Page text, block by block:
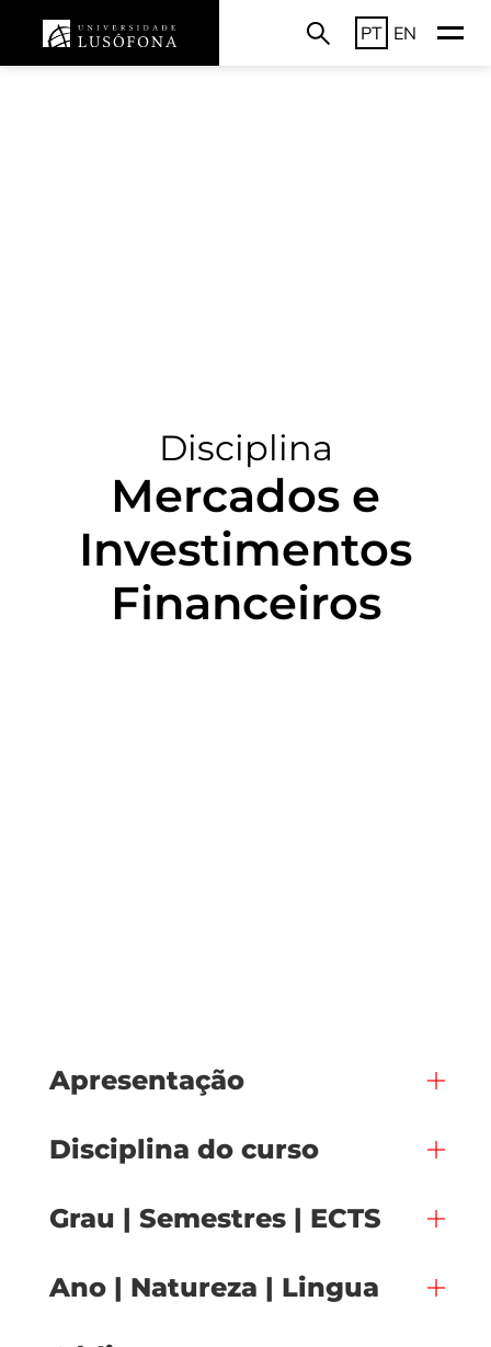
PT EN
Disciplina
Mercados e
Investimentos
Financeiros
Apresentação
Disciplina do curso
Grau | Semestres | ECTS
Ano | Natureza | Lingua